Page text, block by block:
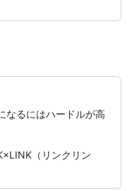
なるにはハードルが高
（リンクリン